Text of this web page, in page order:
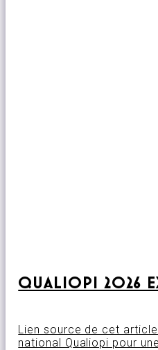
QUALIOPI 2026
Lien source de cet
national Qualiopi pour